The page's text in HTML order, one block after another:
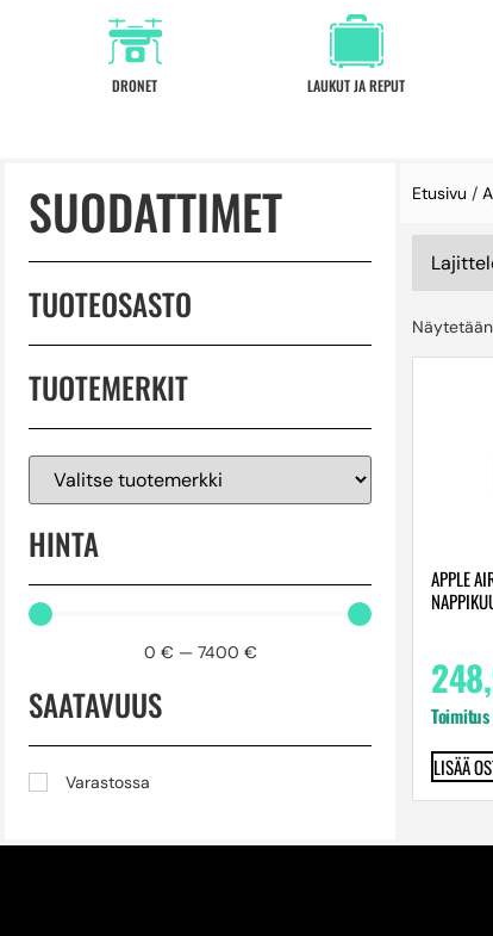
DRONET LAUKUT JA REPUT
SUODATTIMET
TUOTEOSASTO
TUOTEMERKIT
HINTA
0 € — 7400 €
SAATAVUUS
Varastossa
Etusivu /
APPLE
LISÄÄ